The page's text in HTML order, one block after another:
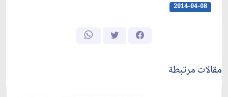
2014-04-08
مقالات مرتبطة